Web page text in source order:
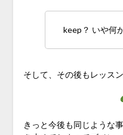
keep？ いや何
そして、その後もレッス
きっと今後も同じような